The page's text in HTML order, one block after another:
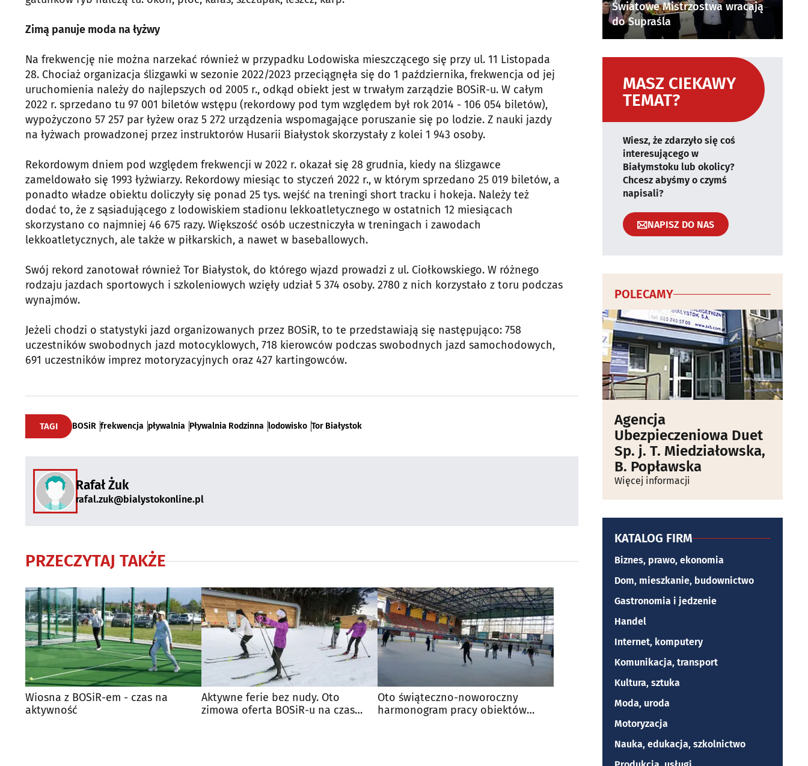
Zimą panuje moda na łyżwy
Na frekwencję nie można narzekać również w przypadku Lodowiska mieszczącego się przy ul. 11 Listopada
28. Chociaż organizacja ślizgawki w sezonie 2022/2023 przeciągnęła się do 1 października, frekwencja od jej
uruchomienia należy do najlepszych od 2005 r., odkąd obiekt jest w trwałym zarządzie BOSiR-u. W całym
2022 r. sprzedano tu 97 001 biletów wstępu (rekordowy pod tym względem był rok 2014 - 106 054 biletów),
wypożyczono 57 257 par łyżew oraz 5 272 urządzenia wspomagające poruszanie się po lodzie. Z nauki jazdy
na łyżwach prowadzonej przez instruktorów Husarii Białystok skorzystały z kolei 1 943 osoby.
Rekordowym dniem pod względem frekwencji w 2022 r. okazał się 28 grudnia, kiedy na ślizgawce
zameldowało się 1993 łyżwiarzy. Rekordowy miesiąc to styczeń 2022 r., w którym sprzedano 25 019 biletów, a
ponadto władze obiektu doliczyły się ponad 25 tys. wejść na treningi short tracku i hokeja. Należy też
dodać to, że z sąsiadującego z lodowiskiem stadionu lekkoatletycznego w ostatnich 12 miesiącach
skorzystano co najmniej 46 675 razy. Większość osób uczestniczyła w treningach i zawodach
lekkoatletycznych, ale także w piłkarskich, a nawet w baseballowych.
Swój rekord zanotował również Tor Białystok, do którego wjazd prowadzi z ul. Ciołkowskiego. W różnego
rodzaju jazdach sportowych i szkoleniowych wzięły udział 5 374 osoby. 2780 z nich korzystało z toru podczas
wynajmów.
Jeżeli chodzi o statystyki jazd organizowanych przez BOSiR, to te przedstawiają się następująco: 758
uczestników swobodnych jazd motocyklowych, 718 kierowców podczas swobodnych jazd samochodowych,
691 uczestników imprez motoryzacyjnych oraz 427 kartingowców.
TAGI BOSiR frekwencja pływalnia Pływalnia Rodzinna lodowisko Tor Białystok
Rafał Żuk
rafal.zuk@bialystokonline.pl
PRZECZYTAJ TAKŻE
Wiosna z BOSiR-em - czas na
aktywność
Aktywne ferie bez nudy. Oto
zimowa oferta BOSiR-u na czas
Oto świąteczno-noworoczny
harmonogram pracy obiektów
Światowe Mistrzostwa wracają
do Supraśla
MASZ CIEKAWY
TEMAT?
Wiesz, że zdarzyło się coś
interesującego w
Białymstoku lub okolicy?
Chcesz abyśmy o czymś
napisali?
NAPISZ DO NAS
POLECAMY
Agencja
Ubezpieczeniowa Duet
Sp. j. T. Miedziałowska,
B. Popławska
Więcej informacji
KATALOG FIRM
Biznes, prawo, ekonomia
Dom, mieszkanie, budownictwo
Gastronomia i jedzenie
Handel
Internet, komputery
Komunikacja, transport
Kultura, sztuka
Moda, uroda
Motoryzacja
Nauka, edukacja, szkolnictwo